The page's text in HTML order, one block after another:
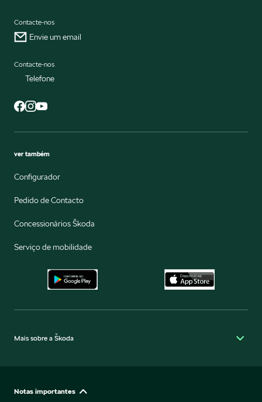
Contacte-nos
Envie um email
Contacte-nos
Telefone
ver também
Configurador
Pedido de Contacto
Concessionários Škoda
Serviço de mobilidade
Mais sobre a Škoda
Notas importantes